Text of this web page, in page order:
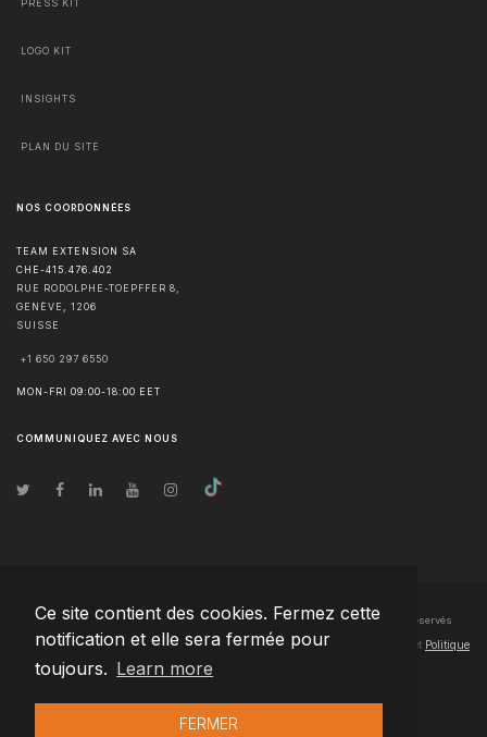
Ce site contient des cookies. Fermez cette
notification et elle sera fermée pour
toujours. Learn more
FERMER
PRESS KIT
LOGO KIT
INSIGHTS
PLAN DU SITE
NOS COORDONNÉES
TEAM EXTENSION SA
CHE-415.476.402
RUE RODOLPHE-TOEPFFER 8,
GENÈVE
1206
SUISSE
+1 650 297 6550
MON-FRI 09:00-18:00 EET
COMMUNIQUEZ AVEC NOUS
© Droits d'auteur2026 Team Extension SA France- Tous les droits sont réservés
Changelog● En utilisant ce site, vous acceptez nos Conditions d'utilisation et Politique
de confidentialité